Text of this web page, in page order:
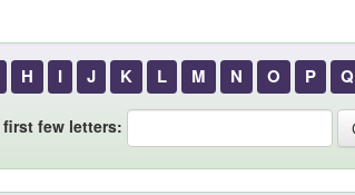
H I J K L M N O P Q
few letters: